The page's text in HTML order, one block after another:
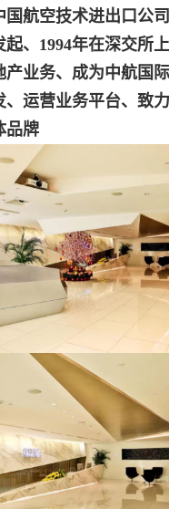
国航空技术进出口公
起、1994年在深交所
产业务、成为中航国
、运营业务平台、致
品牌